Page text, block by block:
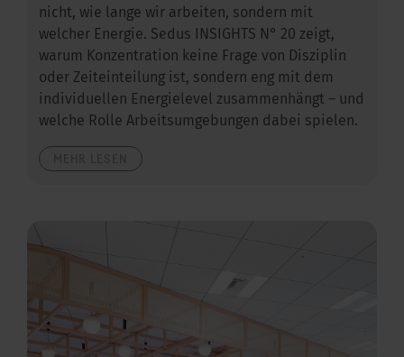
nicht, wie lange wir arbeiten, sondern mit
welcher Energie. Sedus INSIGHTS N° 20 zeigt,
warum Konzentration keine Frage von Disziplin
oder Zeiteinteilung ist, sondern eng mit dem
individuellen Energielevel zusammenhängt – und
welche Rolle Arbeitsumgebungen dabei spielen.